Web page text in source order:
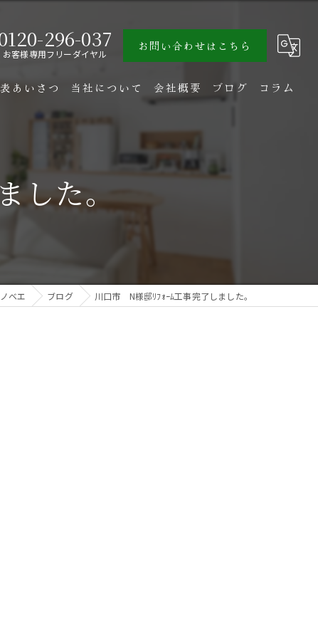
296-037
お客様専用フリーダイヤル
お問い合わせはこちら
あいさつ 当社について
リフォーム
会社概要 ブログ コラム
した。
ベエ ブログ 川口市 N様邸ﾘﾌｫｰﾑ工事完了しました。